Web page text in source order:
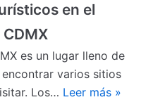
en el
es un lugar lleno de
varios sitios
Los… Leer más »